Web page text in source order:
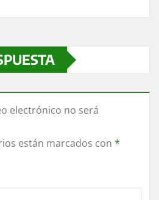
electrónico no será
están marcados con *